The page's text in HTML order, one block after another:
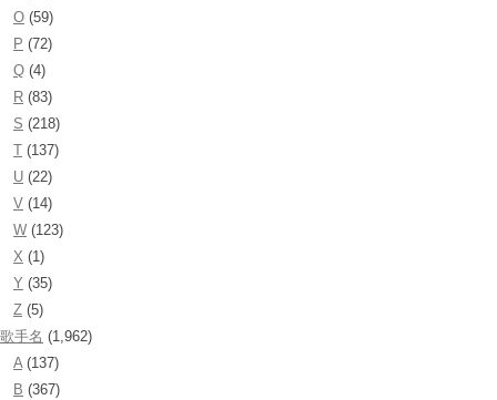
O (59)
P (72)
Q (4)
R (83)
S (218)
T (137)
U (22)
V (14)
W (123)
X (1)
Y (35)
Z (5)
歌手名 (1,962)
A(137)
B (367)